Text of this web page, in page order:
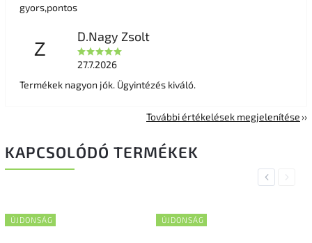
gyors,pontos
Z
D.Nagy Zsolt
27.7.2026
Termékek nagyon jók. Ügyintézés kiváló.
További értékelések megjelenítése
KAPCSOLÓDÓ TERMÉKEK
Previous
ÚJDONSÁG ÚJDONSÁG
Next